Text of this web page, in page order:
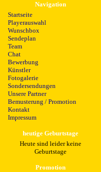
Navigation
Startseite
Playerauswahl
Wunschbox
Sendeplan
Team
Chat
Bewerbung
Künstler
Fotogalerie
Sondersendungen
Unsere Partner
Bemusterung / Promotion
Kontakt
Impressum
heutige Geburtstage
Heute sind leider keine
Geburtstage
Promotion